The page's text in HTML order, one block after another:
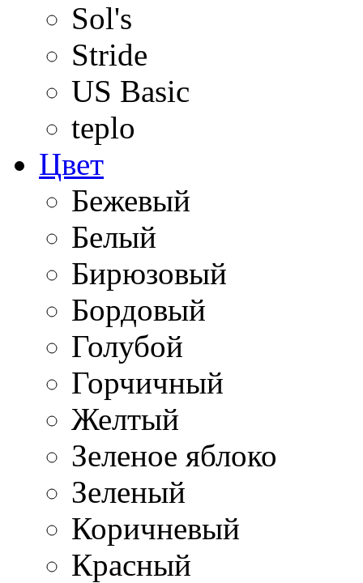
Sol's
Stride
US Basic
teplo
Цвет
Бежевый
Белый
Бирюзовый
Бордовый
Голубой
Горчичный
Желтый
Зеленое яблоко
Зеленый
Коричневый
Красный